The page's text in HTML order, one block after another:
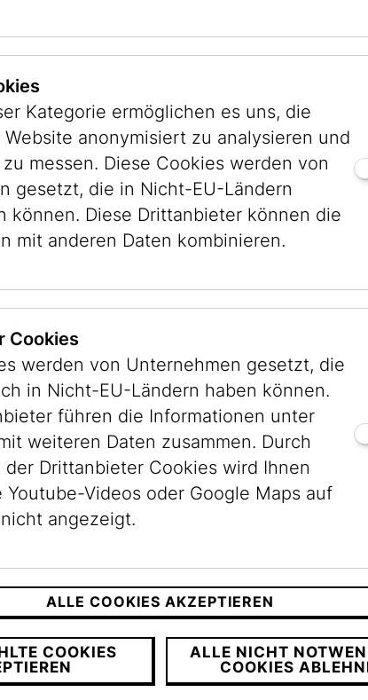
berichteten, dass diese so
mehrmals verschobener Kurzurlaub
des Tora-Vorhangs, der bis auf die
traditionell hebräische Inschrift
zeugt von der starken Assimilation der
Anlass für die Stiftung eines
geliebte Person sichergestellt werden.
Feiern oder Hochzeiten waren beliebte
festgehalten wurden. Während
spendeten, stifteten andere ganze
Anlässen. So z.B. das
(Jom Tov) Trebitsch. Leopold stammte aus
aus Deutschkreutz im Burgenland –
Gemeinden. In Wien waren die
tätig, ihre Fabrik war in der
angesiedelt. Im September 1894
konnte zwar in weniger als einer
war zerstört, ihre darüber befindlichen
blieben aber großteils verschont. Aus
Vorhang. Die Trebitschs spendeten
einen Tora-Mantel, aber ohne
Kategorie ermöglichen es uns, die
anonymisiert zu analysieren und
messen. Diese Cookies werden von
gesetzt, die in Nicht-EU-Ländern
können. Diese Drittanbieter können die
mit anderen Daten kombinieren.
Cookies
werden von Unternehmen gesetzt, die
in Nicht-EU-Ländern haben können.
führen die Informationen unter
weiteren Daten zusammen. Durch
der Drittanbieter Cookies wird Ihnen
Youtube-Videos oder Google Maps auf
angezeigt.
ALLE COOKIES AKZEPTIEREN
COOKIES
ALLE NICHT
COOKIES